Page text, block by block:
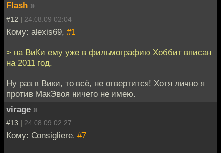
Flash »
#12 | 24.08.09 02:04
Кому: alexis69, #1
> на ВиКи ему уже в фильмографию Хоббит вписан
на 2011 год.
Ну раз в Вики, то всё, не отвертится! Хотя лично я
против МакЭвоя ничего не имею.
virage »
#13 | 24.08.09 02:27
Кому: Consigliere, #7